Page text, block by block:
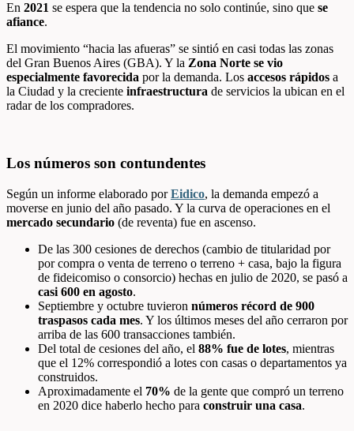
En 2021 se espera que la tendencia no solo continúe, sino que se
afiance.
El movimiento “hacia las afueras” se sintió en casi todas las zonas
del Gran Buenos Aires (GBA). Y la Zona Norte se vio
especialmente favorecida por la demanda. Los accesos rápidos a
la Ciudad y la creciente infraestructura de servicios la ubican en el
radar de los compradores.
Los números son contundentes
Según un informe elaborado porEidico, la demanda empezó a
moverse en junio del año pasado. Y la curva de operaciones en el
mercado secundario (de reventa) fue en ascenso.
De las 300 cesiones de derechos (cambio de titularidad por
por compra o venta de terreno o terreno + casa, bajo la figura
de fideicomiso o consorcio) hechas en julio de 2020, se pasó a
casi 600 en agosto.
Septiembre y octubre tuvieron números récord de 900
traspasos cada mes. Y los últimos meses del año cerraron por
arriba de las 600 transacciones también.
Del total de cesiones del año, el 88% fue de lotes, mientras
que el 12% correspondió a lotes con casas o departamentos ya
construidos.
Aproximadamente el 70% de la gente que compró un terreno
en 2020 dice haberlo hecho para construir una casa.